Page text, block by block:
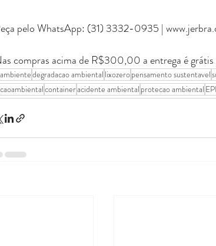
pelo WhatsApp: (31) 3332-0935 |
compras acima de R$300,00 a entrega é
degradacao ambiental lixozeropensamento sustentavel
containeracidente ambiental protecao ambiental EPI